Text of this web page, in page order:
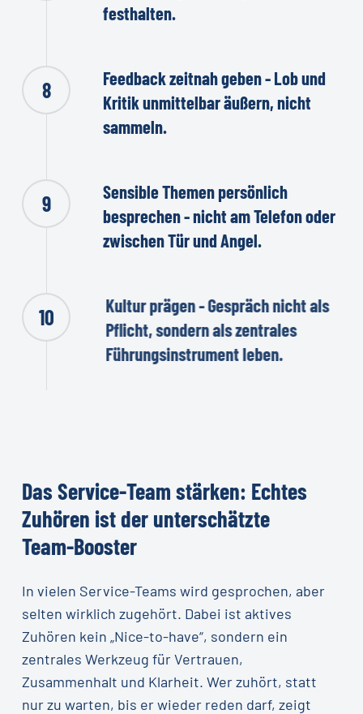
festhalten.
8
Feedback zeitnah geben - Lob und
Kritik unmittelbar äußern, nicht
sammeln.
9
Sensible Themen persönlich
besprechen - nicht am Telefon oder
zwischen Tür und Angel.
10
Kultur prägen - Gespräch nicht als
Pflicht, sondern als zentrales
Führungsinstrument leben.
Das Service-Team stärken: Echtes
Zuhören istder unterschätzte
Team-Booster
In vielen Service-Teams wird gesprochen, aber
selten wirklich zugehört. Dabei ist aktives
Zuhören kein „Nice-to-have“, sondern ein
zentrales Werkzeug für Vertrauen,
Zusammenhalt und Klarheit. Wer zuhört, statt
nur zu warten, bis er wieder reden darf, zeigt